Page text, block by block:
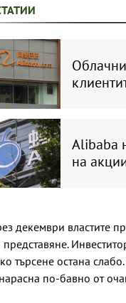
Alibaba
на
декември властите
търсене остана
по-бавно от